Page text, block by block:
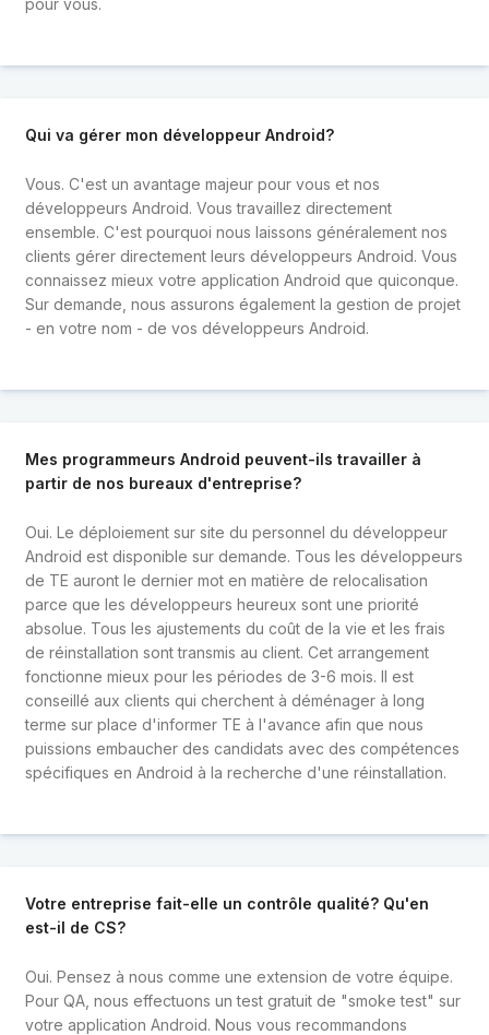
Qui va gérer mon développeur Android?
Vous. C'est un avantage majeur pour vous et nos
développeurs Android. Vous travaillez directement
ensemble. C'est pourquoi nous laissons généralement nos
clients gérer directement leurs développeurs Android. Vous
connaissez mieux votre application Android que quiconque.
Sur demande, nous assurons également la gestion de projet
- en votre nom - de vos développeurs Android.
Mes programmeurs Android peuvent-ils travailler à
partir de nos bureaux d'entreprise?
Oui. Le déploiement sur site du personnel du développeur
Android est disponible sur demande. Tous les développeurs
de TE auront le dernier mot en matière de relocalisation
parce que les développeurs heureux sont une priorité
absolue. Tous les ajustements du coût de la vie et les frais
de réinstallation sont transmis au client. Cet arrangement
fonctionne mieux pour les périodes de 3-6 mois. Il est
conseillé aux clients qui cherchent à déménager à long
terme sur place d'informer TE à l'avance afin que nous
puissions embaucher des candidats avec des compétences
spécifiques en Android à la recherche d'une réinstallation.
Votre entreprise fait-elle un contrôle qualité? Qu'en
est-il de CS?
Oui. Pensez à nous comme une extension de votre équipe.
Pour QA, nous effectuons un test gratuit de "smoke test" sur
votre application Android. Nous vous recommandons